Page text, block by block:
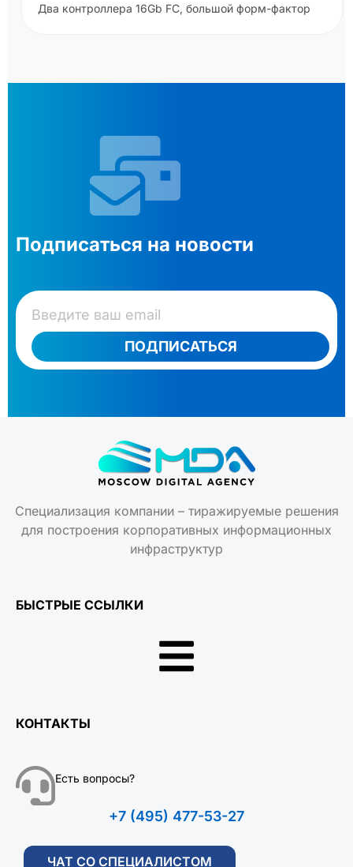
Два контроллера 16Gb FC, большой форм-фактор
Подписаться на новости
ПОДПИСАТЬСЯ
Специализация компании – тиражируемые решения
для построения корпоративных информационных
инфраструктур
БЫСТРЫЕ ССЫЛКИ
КОНТАКТЫ
Есть вопросы?
+7 (495) 477-53-27
ЧАТ СО СПЕЦИАЛИСТОМ